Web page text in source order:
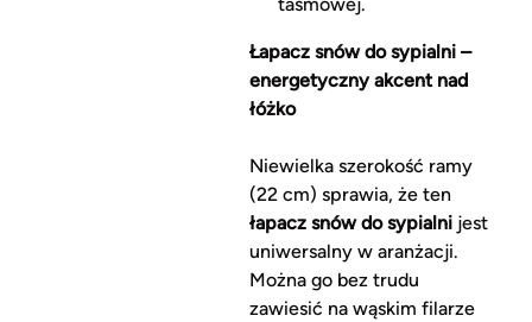
taśmowej.
Łapacz snów do sypialni –
energetyczny akcent nad
łóżko
Niewielka szerokość ramy
(22 cm) sprawia, że ten
łapacz snów do sypialnijest
uniwersalny w aranżacji.
Można go bez trudu
zawiesić na wąskim filarze